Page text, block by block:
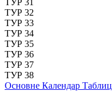
ТУР 32
ТУР 33
ТУР 34
ТУР 35
ТУР 36
ТУР 37
ТУР 38
Основне Календар